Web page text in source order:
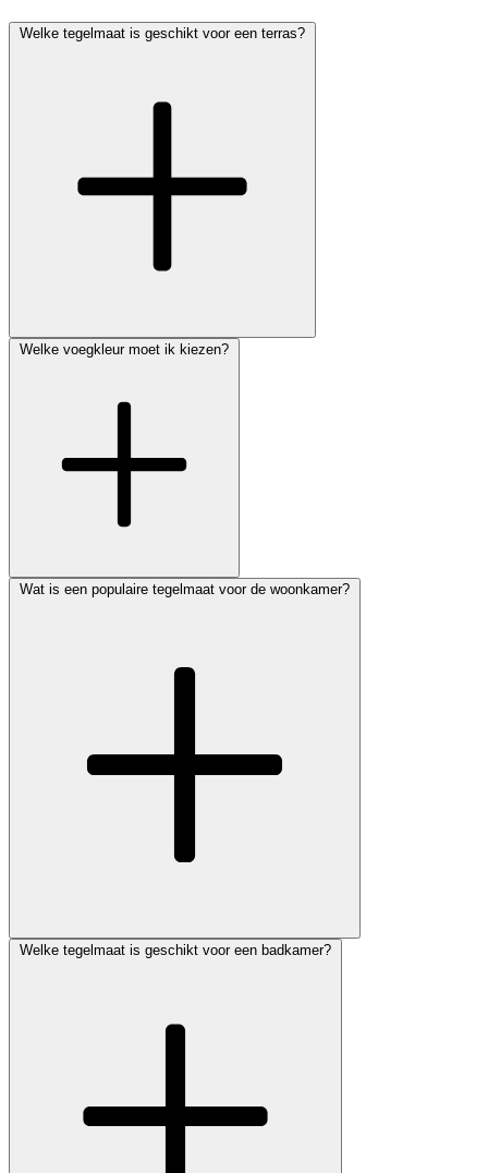
Welke tegelmaat is geschikt voor een terras?
Welke voegkleur moet ik kiezen?
Wat is een populaire tegelmaat voor de woonkamer?
Welke tegelmaat is geschikt voor een badkamer?